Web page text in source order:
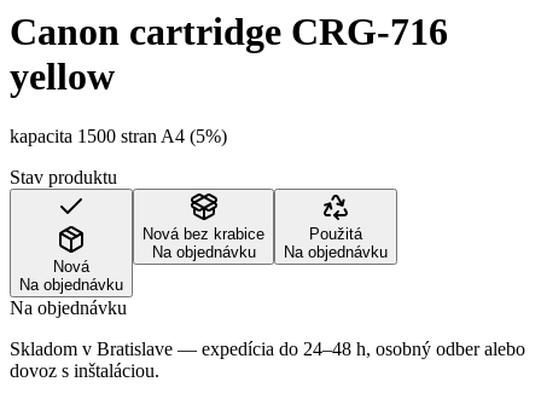
Canon cartridge CRG-716
yellow
kapacita 1500 stran A4 (5%)
Stav produktu
Nová
Na objednávku
Nová bez krabice
Na objednávku
Použitá
Na objednávku
Na objednávku
Skladom v Bratislave — expedícia do 24–48 h, osobný odber alebo
dovoz s inštaláciou.